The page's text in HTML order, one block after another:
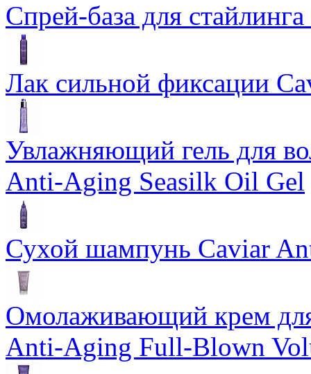
Спрей-база для
Лак сильной фиксации
Увлажняющий гель для
Anti-Aging Seasilk Oil Gel
Сухой шампунь Caviar
Омолаживающий крем
Anti-Aging Full-Blown